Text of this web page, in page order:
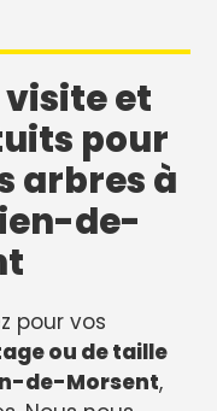
visite et
pour
arbres à
de-
pour vos
ou de taille
de-Morsent,